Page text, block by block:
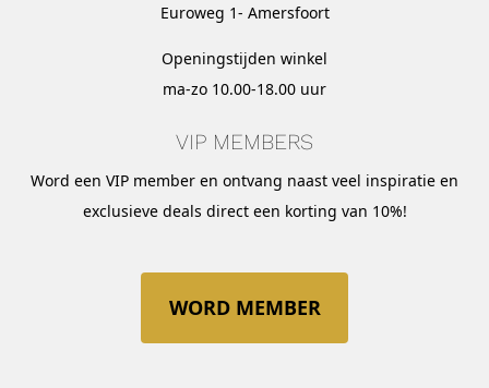
Euroweg 1- Amersfoort
Openingstijden winkel
ma-zo 10.00-18.00 uur
VIP MEMBERS
Word een VIP member en ontvang naast veel inspiratie en
exclusieve deals direct een korting van 10%!
WORD MEMBER